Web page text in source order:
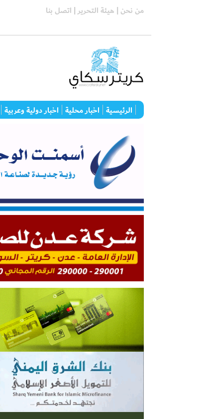
من نحن | هيئة التحرير | اتصل بنا
الرئيسية اخبار محلية اخبار دولية وعربية